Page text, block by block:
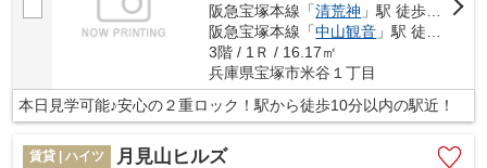
阪急宝塚本線「清荒神 」駅 徒歩12分
阪急宝塚本線「中山観音 」駅 徒歩22分
3階 / 1Ｒ / 16.17㎡
兵庫県宝塚市米谷１丁目
本日見学可能♪安心の２重ロック！駅から徒歩10分以内の駅近！
賃貸 | ハイツ 月見山ヒルズ